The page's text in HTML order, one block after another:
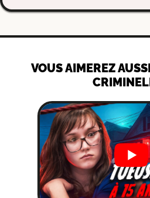
VOUS AIMEREZ